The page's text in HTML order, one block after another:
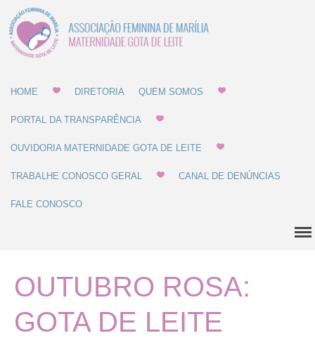
Estatuto
Regulamentos
Dúvidas Comuns
História
Localização
HOME DIRETORIA QUEM SOMOS
PORTAL DA TRANSPARÊNCIA
OUVIDORIA MATERNIDADE GOTA DE LEITE
TRABALHE CONOSCO GERAL CANAL DE DENÚNCIAS
FALE CONOSCO
OUTUBRO ROSA:
GOTA DE LEITE